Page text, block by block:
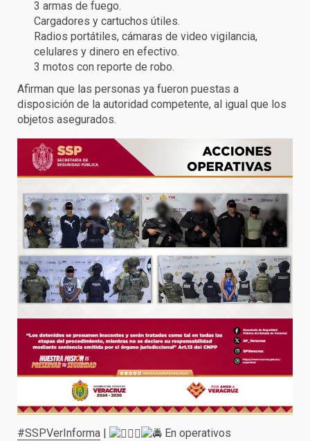
3 armas de fuego.
Cargadores y cartuchos útiles.
Radios portátiles, cámaras de video vigilancia,
celulares y dinero en efectivo.
3 motos con reporte de robo.
Afirman que las personas ya fueron puestas a
disposición de la autoridad competente, al igual que los
objetos asegurados.
#SSPVerInforma |
En operativos